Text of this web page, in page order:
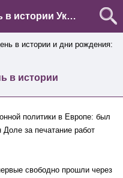
03 августа - этот день в истории Украины и мира
в истории и дни рождения:
в истории
политики в Европе: был
за печатание работ
свободно прошли через